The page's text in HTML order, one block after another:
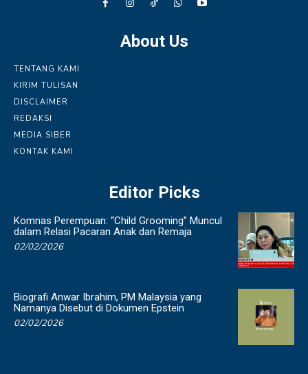
About Us
TENTANG KAMI
KIRIM TULISAN
DISCLAIMER
REDAKSI
MEDIA SIBER
KONTAK KAMI
Editor Picks
Komnas Perempuan: “Child Grooming” Muncul
dalam Relasi Pacaran Anak dan Remaja
02/02/2026
Biografi Anwar Ibrahim, PM Malaysia yang
Namanya Disebut di Dokumen Epstein
02/02/2026